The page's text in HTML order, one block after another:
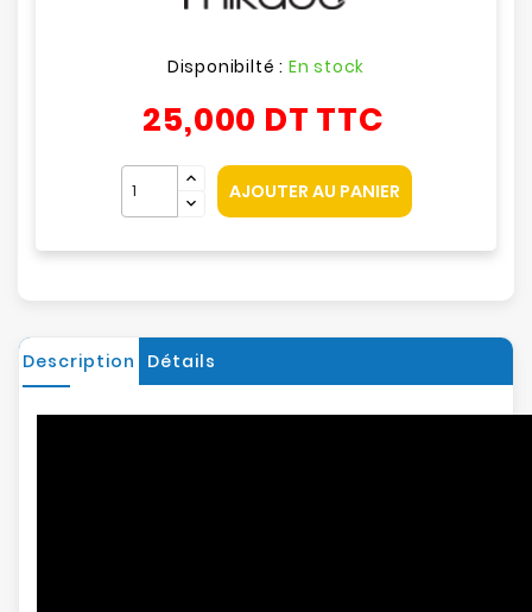
Disponibilté : En stock
25,000 DT TTC
AJOUTER AU PANIER
Description Détails